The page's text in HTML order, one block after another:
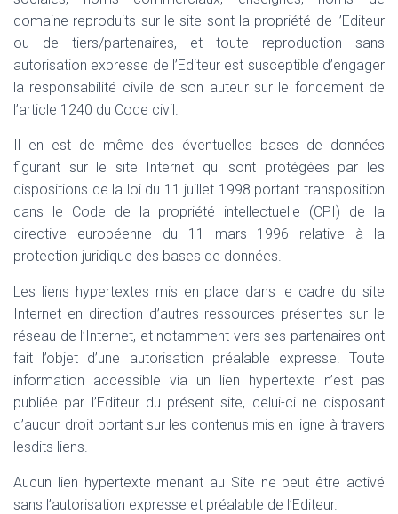
domaine reproduits sur le site sont la propriété de l’Editeur
ou de tiers/partenaires, et toute reproduction sans
autorisation expresse de l’Editeur est susceptible d’engager
la responsabilité civile de son auteur sur le fondement de
l’article 1240 du Code civil.
Il en est de même des éventuelles bases de données
figurant sur le site Internet qui sont protégées par les
dispositions de la loi du 11 juillet 1998 portant transposition
dans le Code de la propriété intellectuelle (CPI) de la
directive européenne du 11 mars 1996 relative à la
protection juridique des bases de données.
Les liens hypertextes mis en place dans le cadre du site
Internet en direction d’autres ressources présentes sur le
réseau de l’Internet, et notamment vers ses partenaires ont
fait l’objet d’une autorisation préalable expresse. Toute
information accessible via un lien hypertexte n’est pas
publiée par l’Editeur du présent site, celui-ci ne disposant
d’aucun droit portant sur les contenus mis en ligne à travers
lesdits liens.
Aucun lien hypertexte menant au Site ne peut être activé
sans l’autorisation expresse et préalable de l’Editeur.